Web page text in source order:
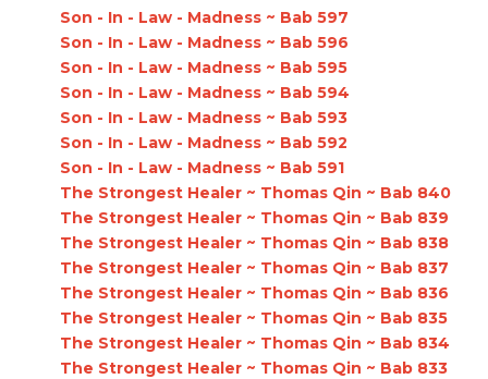
Son - In - Law - Madness ~ Bab 597
Son - In - Law - Madness ~ Bab 596
Son - In - Law - Madness ~ Bab 595
Son - In - Law - Madness ~ Bab 594
Son - In - Law - Madness ~ Bab 593
Son - In - Law - Madness ~ Bab 592
Son - In - Law - Madness ~ Bab 591
The Strongest Healer ~ Thomas Qin ~ Bab 840
The Strongest Healer ~ Thomas Qin ~ Bab 839
The Strongest Healer ~ Thomas Qin ~ Bab 838
The Strongest Healer ~ Thomas Qin ~ Bab 837
The Strongest Healer ~ Thomas Qin ~ Bab 836
The Strongest Healer ~ Thomas Qin ~ Bab 835
The Strongest Healer ~ Thomas Qin ~ Bab 834
The Strongest Healer ~ Thomas Qin ~ Bab 833